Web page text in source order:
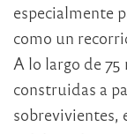
especialmente
como un
A lo largo de
construidas a
sobrevivientes,